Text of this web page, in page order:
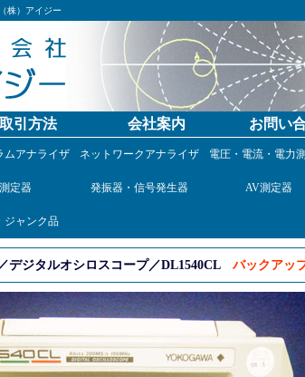
株）アイジー
引方法 会社案内 お問い
ムアナライザ ネットワークアナライザ 電圧・電流・電力
定器 発振器・信号発生器 AV測定器
ジャンク品
デジタルオシロスコープ／DL1540CLバックアッ